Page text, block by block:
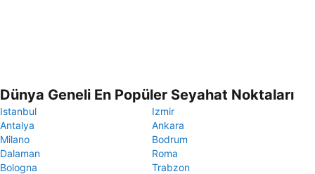
Dünya Geneli En Popüler Seyahat Noktaları
Istanbul
Izmir
Antalya
Ankara
Milano
Bodrum
Dalaman
Roma
Bologna
Trabzon